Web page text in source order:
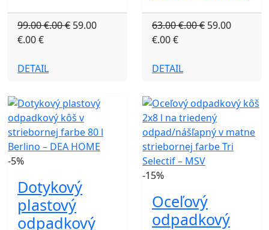
99.00 €.00 € 59.00
€.00 €
DETAIL
63.00 €.00 € 59.00
€.00 €
DETAIL
-5%
Dotykový
plastový
odpadkový
-15%
Oceľový
odpadkový